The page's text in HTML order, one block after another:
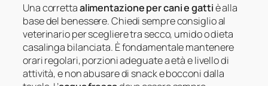
Una correttaalimentazione per cani e gattiè alla
base del benessere. Chiedi sempre consiglio al
veterinario per scegliere tra secco, umido o dieta
casalinga bilanciata. È fondamentale mantenere
orari regolari, porzioni adeguate a età e livello di
attività, e non abusare di snack e bocconi dalla